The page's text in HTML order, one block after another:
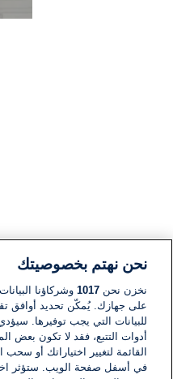
نحن نهتم بخصوصيتك
نخزن نحن 1017 وشركاؤنا
على جهازك. يُمكّن تحديد أوافق
للبيانات التي يجب توفيرها.
أدوات التتبع، فقد لا تكون بعض
القائمة لتغيير اختياراتك أو
في أسفل صفحة الويب. ستؤثر